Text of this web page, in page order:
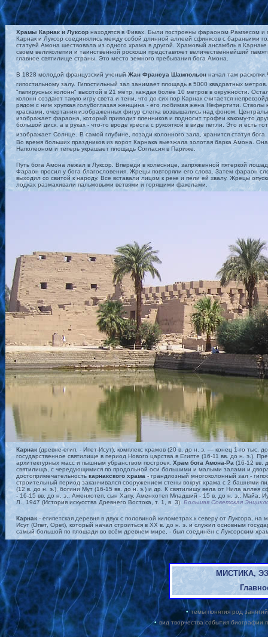
Храмы Карнак и Луксорнаходятся в Фивах. Были построены фараоном Рамзесом и
Карнак и Луксор соединялись между собой длинной аллеей сфинксов с бараньими
статуей Амона шествовала из одного храма в другой. Храмовый ансамбль в
своем великолепии и таинственной роскоши представляет величественнейший
главное святилище страны. Это место земного пребывания бога Амона.
В 1828 молодой французский ученыйЖан Франсуа Шампольонначал там
гипостильному залу. Гипостильный зал занимает площадь в 5000 квадратных
"папирусных колонн" высотой в 21 метр, каждая более 10 метров в окружности.
колонн создают такую игру света и тени, что до сих пор Карнак считается
рядом с ним хрупкая голубоглазая женщина - его любимая жена Нефертити.
красками, очертания изображенных фигур слегка возвышались над фоном.
изображает фараона, который приводит пленников и подносит трофеи какому-то
большой диск, а в руках - что-то вроде креста с рукояткой в виде петли. Это и есть
изображает Солнце.
В самой глубине, позади колонного зала, хранится статуя
Во время больших праздников из ворот Карнака выезжала золотая барка Амона.
Наполеоном и теперь украшает площадь Согласия в Париже.
Путь бога Амона лежал в Луксор. Впереди в колеснице, запряженной пятеркой
Фараон просил у бога благословения. Жрецы повторяли его слова. Затем фараон
выходил со свитой к народу. Все вставали лицом к реке и пели ей хвалу. Жрецы
лодках размахивали пальмовыми ветвями и горящими факелами.
Карнак(древне-егип. - Ипет-Исут), комплекс храмов (20 в. до н. э. — конец 1-гo тыс.
государственное святилище в период Нового царства в Египте (16-11 вв. до н. э.).
архитектурных масс и пышным убранством построек. Храм бога Амона-Ра (16-12 вв.
святилища, с чередующимися по продольной оси большими и малыми залами и
достопримечательность карнакского храма - грандиозный многоколонный зал -
строительный период заканчивался сооружением стены вокруг храма с 2
(12 в. до н. э.), богини Мут (16-15 вв. до н. э.) и др. К святилищу вела от Нила аллея
- 16-15 вв. до н. э.; Аменхотеп, сын Хапу, Аменхотеп Младший - 15 в. до н. э.; Майа,
Л., 1947 (История искусства Древнего Востока, т. 1, в. 3). Большая Советская
Карнак- египетская деревня в двух с половиной километрах к северу от Луксора,
Исут (Опет, Opet), который начал строиться в XX в. до н. э. и служил основным
самый большой по площади во всём древнем мире, - был соединён с Луксорским
МИСТИКА,
• темы| понятия|род занятий
• вид творчества|события|биографии|